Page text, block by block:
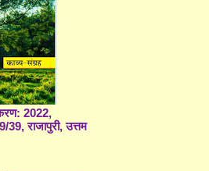
2022,
राजापुरी, उत्तम